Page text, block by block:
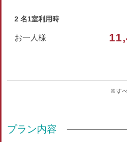
■除菌・消臭スプレー
■湯沸かしポット（お茶・珈琲セッ
部屋種別
バス/トイレ/インターネットが
2 名1室利用時
お一人様
※す
プラン内容